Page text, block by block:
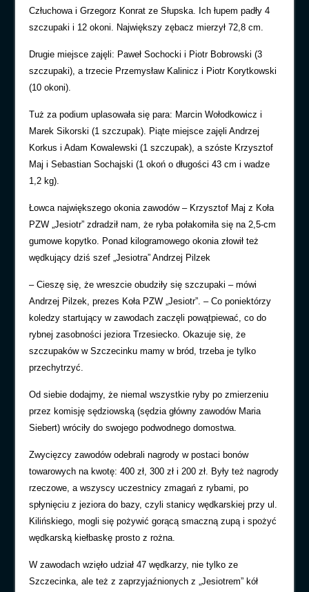
Człuchowa i Grzegorz Konrat ze Słupska. Ich łupem padły 4
szczupaki i 12 okoni. Największy zębacz mierzył 72,8 cm.
Drugie miejsce zajęli: Paweł Sochocki i Piotr Bobrowski (3
szczupaki), a trzecie Przemysław Kalinicz i Piotr Korytkowski
(10 okoni).
Tuż za podium uplasowała się para: Marcin Wołodkowicz i
Marek Sikorski (1 szczupak). Piąte miejsce zajęli Andrzej
Korkus i Adam Kowalewski (1 szczupak), a szóste Krzysztof
Maj i Sebastian Sochajski (1 okoń o długości 43 cm i wadze
1,2 kg).
Łowca największego okonia zawodów – Krzysztof Maj z Koła
PZW „Jesiotr” zdradził nam, że ryba połakomiła się na 2,5-cm
gumowe kopytko. Ponad kilogramowego okonia złowił też
wędkujący dziś szef „Jesiotra” Andrzej Pilzek
– Cieszę się, że wreszcie obudziły się szczupaki – mówi
Andrzej Pilzek, prezes Koła PZW „Jesiotr”. – Co poniektórzy
koledzy startujący w zawodach zaczęli powątpiewać, co do
rybnej zasobności jeziora Trzesiecko. Okazuje się, że
szczupaków w Szczecinku mamy w bród, trzeba je tylko
przechytrzyć.
Od siebie dodajmy, że niemal wszystkie ryby po zmierzeniu
przez komisję sędziowską (sędzia główny zawodów Maria
Siebert) wróciły do swojego podwodnego domostwa.
Zwycięzcy zawodów odebrali nagrody w postaci bonów
towarowych na kwotę: 400 zł, 300 zł i 200 zł. Były też nagrody
rzeczowe, a wszyscy uczestnicy zmagań z rybami, po
spłynięciu z jeziora do bazy, czyli stanicy wędkarskiej przy ul.
Kilińskiego, mogli się pożywić gorącą smaczną zupą i spożyć
wędkarską kiełbaskę prosto z rożna.
W zawodach wzięło udział 47 wędkarzy, nie tylko ze
Szczecinka, ale też z zaprzyjaźnionych z „Jesiotrem” kół